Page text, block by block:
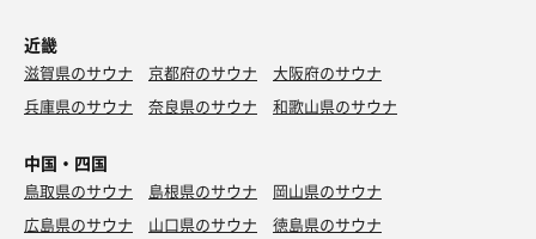
近畿
滋賀県のサウナ 京都府のサウナ
大阪府のサウナ
兵庫県のサウナ
奈良県のサウナ 和歌山県のサウナ
中国・四国
鳥取県のサウナ 島根県のサウナ
岡山県のサウナ
広島県のサウナ
山口県のサウナ 徳島県のサウナ